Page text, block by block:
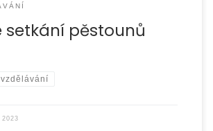
setkání pěstounů
vzdělávání